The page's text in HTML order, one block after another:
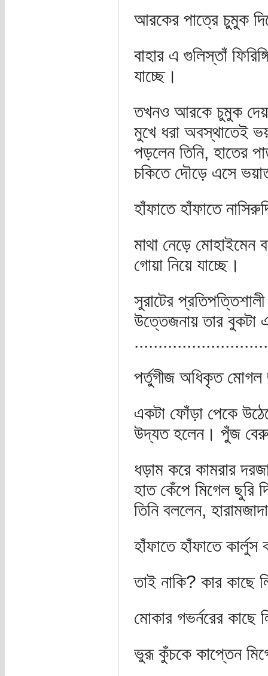
আরকের পাত্রে চুমুক
বাহার এ গুলিস্তাঁ
যাচ্ছে।
তখনও আরকে চুমুক দেয়া
মুখে ধরা অবস্থাতেই
পড়লেন তিনি, হাতের
চকিতে দৌড়ে এসে
হাঁফাতে হাঁফাতে
মাথা নেড়ে
গোয়া নিয়ে যাচ্ছে।
সুরাটের
উত্তেজনায় তার বুকটা
পর্তুগীজ অধিকৃত মোগল
একটা ফোঁড়া পেকে
উদ্যত হলেন। পুঁজ
ধড়াম করে কামরার
হাত কেঁপে মিগেল ছুরি
তিনি বললেন,
হাঁফাতে হাঁফাতে
তাই নাকি? কার কাছে
মোকার গভর্নরের কাছে
ভুরূ কুঁচকে কাপ্তেন